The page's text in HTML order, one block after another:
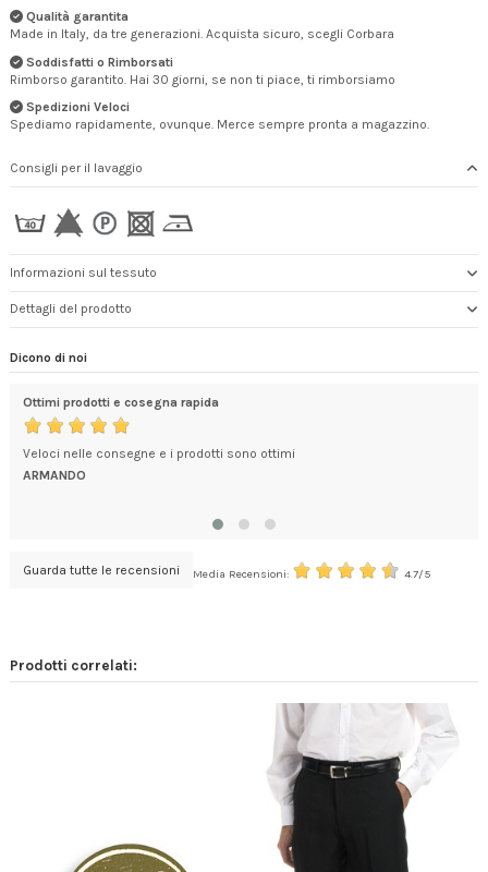
Qualità garantita
Made in Italy, da tre generazioni. Acquista sicuro, scegli Corbara
Soddisfatti o Rimborsati
Rimborso garantito. Hai 30 giorni, se non ti piace, ti rimborsiamo
Spedizioni Veloci
Spediamo rapidamente, ovunque. Merce sempre pronta a magazzino.
Consigli per il lavaggio
Informazioni sul tessuto
Dettagli del prodotto
Dicono di noi
Ottimi prodotti e cosegna rapida
Veloci nelle consegne e i prodotti sono ottimi
ARMANDO
Guarda tutte le recensioni Media Recensioni: 4.7/5
Prodotti correlati: